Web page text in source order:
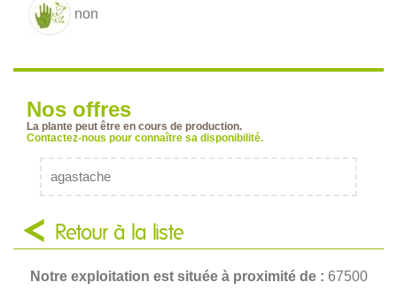
non
Nos offres
La plante peut être en cours de production.
Contactez-nous pour connaître sa disponibilité.
agastache
Retour à la liste
Notre exploitation est située à proximité de : 67500